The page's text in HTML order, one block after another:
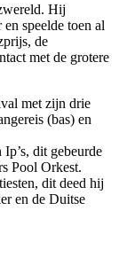
Hij
speelde toen al
de
met de grotere
met zijn drie
(bas) en
dit gebeurde
Pool Orkest.
dit deed hij
en de Duitse